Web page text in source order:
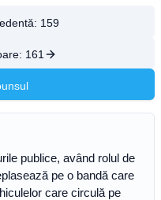
159
161
publice, având rolul de
pe o bandă care
care circulă pe